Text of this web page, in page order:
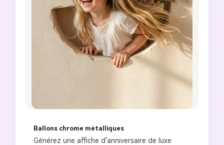
Ballons chrome métalliques
Générez une affiche d'anniversaire de luxe